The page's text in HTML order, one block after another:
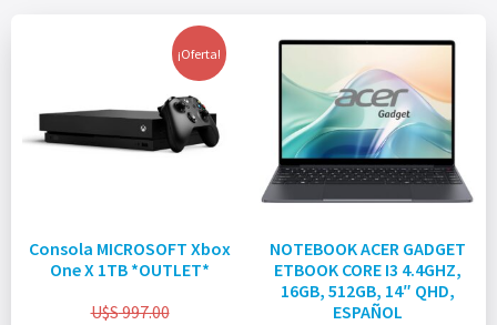
¡Oferta!
Consola MICROSOFT Xbox
One X 1TB *OUTLET*
U$S997.00
NOTEBOOK ACER GADGET
ETBOOK CORE I3 4.4GHZ,
16GB, 512GB, 14″ QHD,
ESPAÑOL